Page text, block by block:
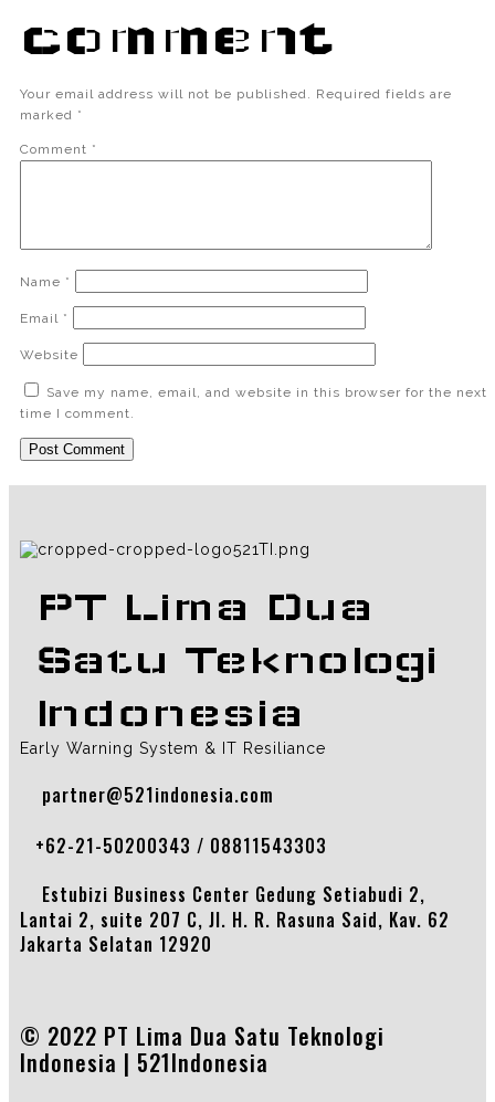
comment
Your email address will not be published. Required fields are
marked *
Comment *
Name *
Email *
Website
Save my name, email, and website in this browser for the next
time I comment.
PT Lima Dua
Satu Teknologi
Indonesia
Early Warning System & IT Resiliance
partner@521indonesia.com
+62-21-50200343 / 08811543303
Estubizi Business Center Gedung Setiabudi 2,
Lantai 2, suite 207 C, Jl. H. R. Rasuna Said, Kav. 62
Jakarta Selatan 12920
© 2022 PT Lima Dua Satu Teknologi
Indonesia | 521Indonesia